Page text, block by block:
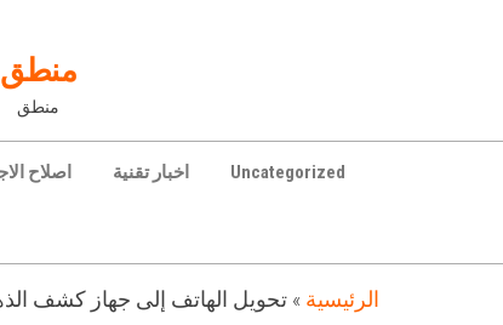
منطق
منطق
Uncategorized اخبار تقنية اصلاح
الرئيسية » تحويل الهاتف إلى جهاز كشف